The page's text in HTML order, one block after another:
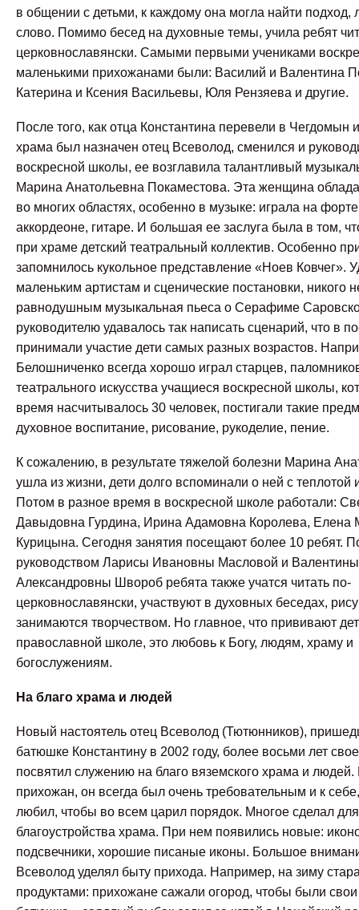
в общении с детьми, к каждому она могла найти подход,
слово. Помимо бесед на духовные темы, учила ребят
церковнославянски. Самыми первыми учениками
маленькими прихожанами были: Василий и Валентина
Катерина и Ксения Васильевы, Юля Рензяева и другие.
После того, как отца Константина перевели в Чегдомын
храма был назначен отец Всеволод, сменился и
воскресной школы, ее возглавила талантливый
Марина Анатольевна Покаместова. Эта женщина
во многих областях, особенно в музыке: играла на
аккордеоне, гитаре. И большая ее заслуга была в том,
при храме детский театральный коллектив. Особенно
запомнилось кукольное представление «Ноев Ковчег».
маленьким артистам и сценические постановки, никого
равнодушным музыкальная пьеса о Серафиме
руководителю удавалось так написать сценарий, что в
принимали участие дети самых разных возрастов.
Белошниченко всегда хорошо играл старцев,
театрального искусства учащиеся воскресной школы,
время насчитывалось 30 человек, постигали такие
духовное воспитание, рисование, рукоделие, пение.
К сожалению, в результате тяжелой болезни Марина
ушла из жизни, дети долго вспоминали о ней с теплотой
Потом в разное время в воскресной школе работали:
Давыдовна Гурдина, Ирина Адамовна Королева, Елена
Курицына. Сегодня занятия посещают более 10 ребят.
руководством Ларисы Ивановны Масловой и Валентины
Александровны Швороб ребята также учатся читать по-
церковнославянски, участвуют в духовных беседах,
занимаются творчеством. Но главное, что прививают
православной школе, это любовь к Богу, людям, храму и
богослужениям.
На благо храма и людей
Новый настоятель отец Всеволод (Тютюнников),
батюшке Константину в 2002 году, более восьми лет
посвятил служению на благо вяземского храма и
прихожан, он всегда был очень требовательным и к
любил, чтобы во всем царил порядок. Многое сделал для
благоустройства храма. При нем появились новые:
подсвечники, хорошие писаные иконы. Большое
Всеволод уделял быту прихода. Например, на зиму
продуктами: прихожане сажали огород, чтобы были